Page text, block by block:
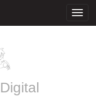
Digital